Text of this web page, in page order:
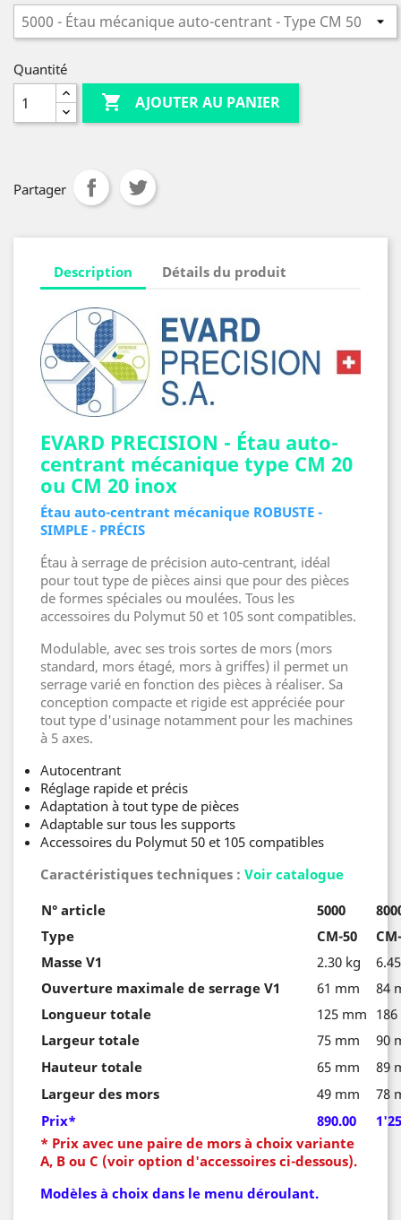
Quantité
 AJOUTER AU PANIER
Partager
Description Détails du produit
EVARD PRECISION - Étau auto-
centrant mécanique type CM 20
ou CM 20 inox
Étau auto-centrant mécanique ROBUSTE -
SIMPLE - PRÉCIS
Étau à serrage de précision auto-centrant, idéal
pour tout type de pièces ainsi que pour des pièces
de formes spéciales ou moulées. Tous les
accessoires du Polymut 50 et 105 sont compatibles.
Modulable, avec ses trois sortes de mors (mors
standard, mors étagé, mors à griffes) il permet un
serrage varié en fonction des pièces à réaliser. Sa
conception compacte et rigide est appréciée pour
tout type d'usinage notamment pour les machines
à 5 axes.
Autocentrant
Réglage rapide et précis
Adaptation à tout type de pièces
Adaptable sur tous les supports
Accessoires du Polymut 50 et 105 compatibles
Caractéristiques techniques : Voir catalogue
N° article
5000
Type
CM-50
Masse V1
2.30 kg
Ouverture maximale de serrage V1
61 mm
84
Longueur totale
125 mm
Largeur totale
75 mm
90
Hauteur totale
65 mm
89
Largeur des mors
49 mm
78
Prix*
890.00
* Prix avec une paire de mors à choix variante
A, B ou C (voir option d'accessoires ci-dessous).
Modèles à choix dans le menu déroulant.